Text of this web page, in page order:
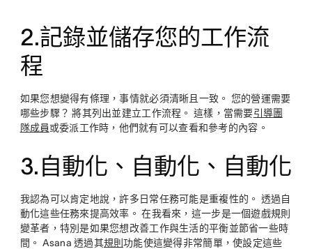
2.記錄並儲存您的工作流
程
如果您想變得有條理，事情就必須清晰且一致。 您的營運需要
哪些步驟？ 將其列出並建立工作流程。 這樣，當需要引導團
隊成員或委派工作時，他們就有可以查看和參考的內容。
3.自動化、自動化、自動化
我認為可以肯定地說，許多日常任務可能是重複性的。 透過自
動化這些任務來提高效率。 在我看來，這一步是一個遊戲規則
變革者，特別是如果您想改善工作與生活的平衡並節省一些時
間。 Asana 透過其規則功能使這變得非常簡單，使設定這些